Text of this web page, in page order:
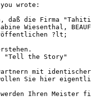
wrote:
daß die Firma
Wiesenthal,
?lt;
"Tell the Story"
mit identischer
wollen Sie hier
Ihren Meister